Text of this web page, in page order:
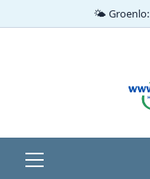
🌤️ Groenlo:
menu